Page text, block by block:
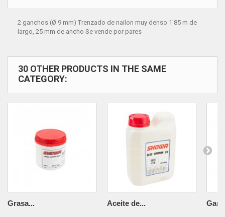
2 ganchos (Ø 9 mm) Trenzado de nailon muy denso 1'85 m de
largo, 25 mm de ancho Se vende por pares
30 OTHER PRODUCTS IN THE SAME
CATEGORY:
Grasa... Aceite de...